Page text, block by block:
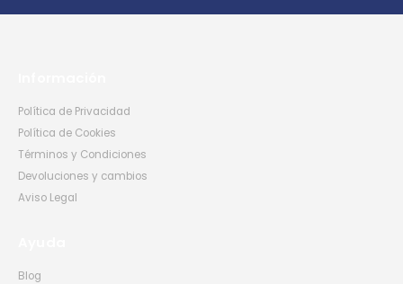
Política de Privacidad
Política de Cookies
Términos y Condiciones
Devoluciones y cambios
Aviso Legal
Blog